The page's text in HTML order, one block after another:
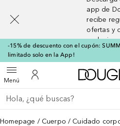
app de
recibe
ofertas y
exclusivos
-15% de descuento con el cupón:
limitado solo en la App!
MenúAbrir menúMi cuenta
Regresar
Ejecutar búsqueda
Homepage Cuerpo Cuidado
[navigation.slideout.screenreader]